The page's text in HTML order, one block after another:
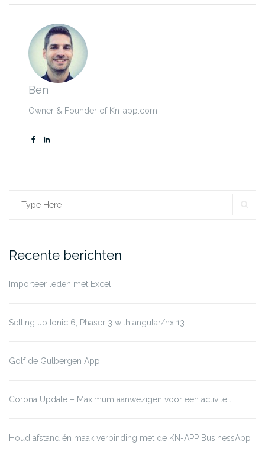
Ben
Owner & Founder of Kn-app.com
Search
Recente berichten
Importeer leden met Excel
Setting up Ionic 6, Phaser 3 with angular/nx 13
Golf de Gulbergen App
Corona Update – Maximum aanwezigen voor een activiteit
Houd afstand én maak verbinding met de KN-APP BusinessApp